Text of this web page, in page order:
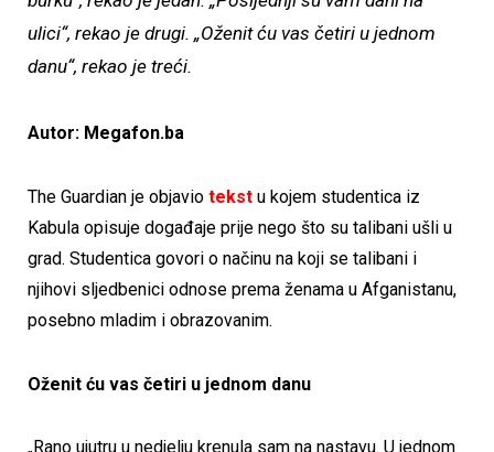
ulici“, rekao je drugi. „Oženit ću vas četiri u jednom
danu“, rekao je treći.
Autor: Megafon.ba
The Guardian je objavio tekst u kojem studentica iz
Kabula opisuje događaje prije nego što su talibani ušli u
grad. Studentica govori o načinu na koji se talibani i
njihovi sljedbenici odnose prema ženama u Afganistanu,
posebno mladim i obrazovanim.
Oženit ću vas četiri u jednom danu
„Rano ujutru u nedjelju krenula sam na nastavu. U jednom